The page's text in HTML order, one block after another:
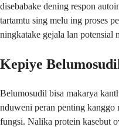
disebabake dening respon
tartamtu sing melu ing proses
ningkatake gejala lan potensial
Kepiye
Belumosudil bisa makarya
nduweni peran penting
fungsi. Nalika protein kasebut